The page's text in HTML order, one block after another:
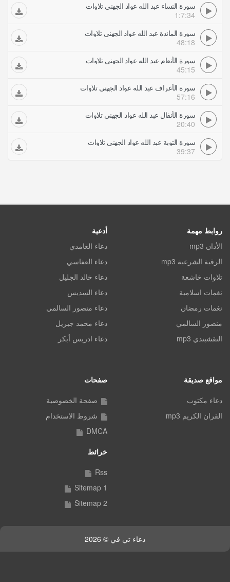
سورة النساء عبد الله عواد الجهني تلاوات
1:7:34
سورة المائدة عبد الله عواد الجهني تلاوات
48:18
سورة الأنعام عبد الله عواد الجهني تلاوات
45:15
سورة الأعراف عبد الله عواد الجهني تلاوات
57:16
سورة الأنفال عبد الله عواد الجهني تلاوات
20:40
سورة التوبة عبد الله عواد الجهني تلاوات
39:37
روابط مهمة
الأذان mp3
الرقية الشرعية mp3
تلاوات خاشعة
نغمات اسلامية
نغمات رمضان
منصور السالمي
النقشبندي mp3
أدعية
دعاء الغامدي
دعاء العفاسي
دعاء خالد الجليل
دعاء السديس
دعاء منصور السالمي
دعاء محمد جبريل
دعاء ادريس أبكر
مواقع صديقة
دعاء مكتوب
القران الكريم mp3
صفحات
صفحة الخصوصية
شروط الاستخدام
DMCA
خرائط
Rss
Sitemap 1
Sitemap 2
دعاء تي في © 2026